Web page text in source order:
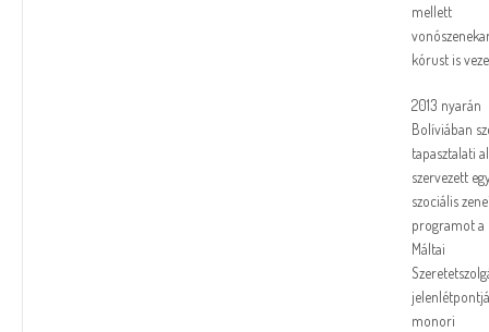
mellett
kórust is
2013 nyarán
Bolíviában
tapasztalati
szervezett
szociális
programot a
Máltai
monori